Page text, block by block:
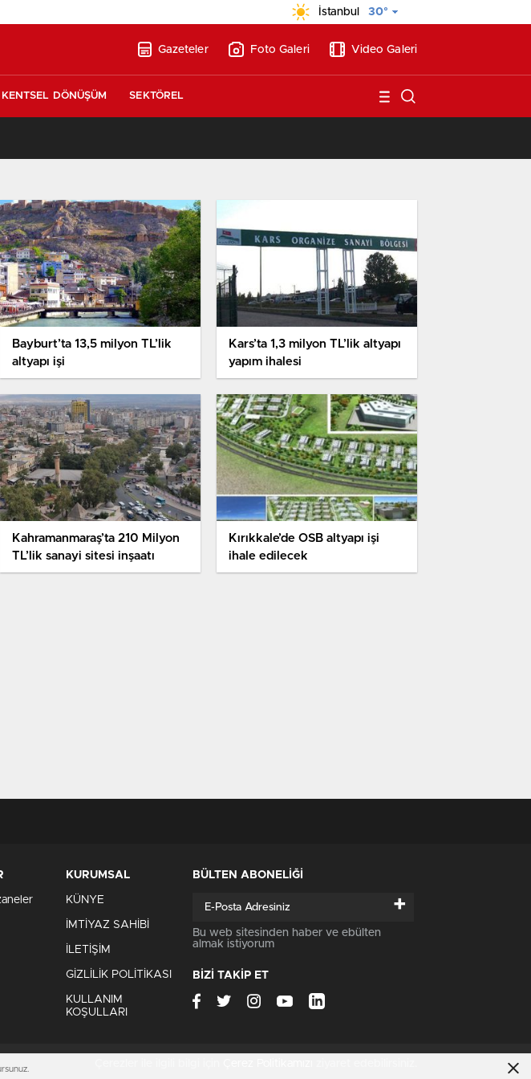
İstanbul 30°
Gazeteler Foto Galeri Video Galeri
KENTSEL DÖNÜŞÜM SEKTÖREL
Bayburt’ta 13,5 milyon TL’lik
altyapı işi
Kars’ta 1,3 milyon TL’lik altyapı
yapım ihalesi
Kahramanmaraş’ta 210 Milyon
TL’lik sanayi sitesi inşaatı
Kırıkkale’de OSB altyapı işi
ihale edilecek
KURUMSAL
KÜNYE
İMTİYAZ SAHİBİ
İLETİŞİM
GİZLİLİK POLİTİKASI
KULLANIM
KOŞULLARI
BÜLTEN ABONELİĞİ
+
Bu web sitesinden haber ve ebülten
almak istiyorum
BİZİ TAKİP ET